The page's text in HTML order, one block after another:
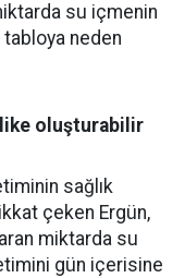
su içmenin
neden
oluşturabilir
sağlık
çeken Ergün,
miktarda su
gün içerisine